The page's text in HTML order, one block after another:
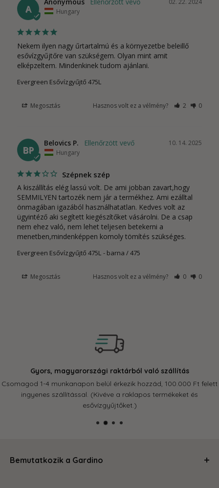
A Hungary
Nekem ilyen nagy űrtartalmú és a környezetbe beleillő
esővízgyűjtőre van szükségem. Olyan mint amit
elképzeltem. Mindenkinek tudom ajánlani.
Evergreen Esővízgyűjtő 475L
Megosztás Hasznos volt ez a vélmény? 2 0
BP
10. 14. 2025
Belovics P.
Hungary
Szépnek szép
A kiszállítás elég lassú volt. De ami jobban zavart,hogy
SEMMILYEN tartozék nem jár a termékhez. Ami ezálltal
önmagában igazából használhatatlan. Kedves volt az
ügyintéző aki segített kiegészítőket vásárolni. De a csap
nem ehez való, nem lehet teljesen betekerni a
menetben,mindenképpen komoly tömítés szükséges.
Evergreen Esővízgyűjtő 475L barna / 475
Megosztás Hasznos volt ez a vélmény? 0 0
Gyors, magyarországi raktárból való szállítás
Csomagod 1-4 munkanapon belül érkezik hozzád, 100.000 Ft felett
ingyenes szállítással. (Kivéve a raklapos termékeket és
esővízgyűjtőket.)
Bemutatkozik a Gardino